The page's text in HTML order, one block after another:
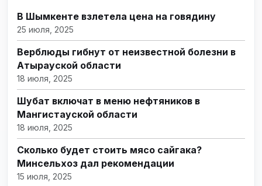
В Шымкенте взлетела цена на говядину
25 июля, 2025
Верблюды гибнут от неизвестной болезни в
Атырауской области
18 июля, 2025
Шубат включат в меню нефтяников в
Мангистауской области
18 июля, 2025
Сколько будет стоить мясо сайгака?
Минсельхоз дал рекомендации
15 июля, 2025